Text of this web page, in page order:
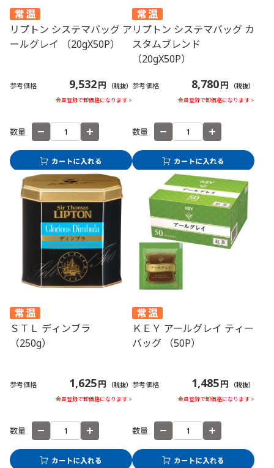
リプトン システマバッグ ア
ールグレイ （20gX50P）
参考価格 9,532円 （税抜）
会員登録で卸価格になります >
数量
リプトン システマバッグ カ
スタムブレンド
（20gX50P）
参考価格 8,780円 （税抜）
会員登録で卸価格になります >
数量
ＳＴＬ ディンブラ
（250g）
参考価格 1,625円 （税抜）
会員登録で卸価格になります >
数量
ＫＥＹ アールグレイ ティー
バッグ （50P）
参考価格 1,485円 （税抜）
会員登録で卸価格になります >
数量